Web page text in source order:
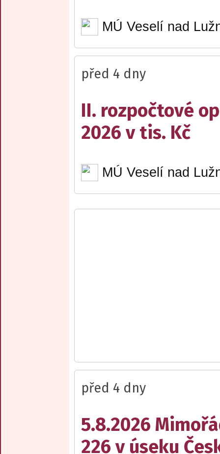
MÚ Veselí nad
před 4 dny
II. rozpočtové
2026 v tis. Kč
MÚ Veselí nad
před 4 dny
5.8.2026
226 v úseku